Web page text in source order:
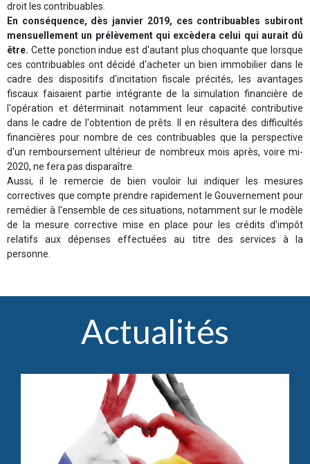
droit les contribuables.
En conséquence, dès janvier 2019, ces contribuables subiront
mensuellement un prélèvement qui excèdera celui qui aurait dû
être. Cette ponction indue est d'autant plus choquante que lorsque
ces contribuables ont décidé d'acheter un bien immobilier dans le
cadre des dispositifs d'incitation fiscale précités, les avantages
fiscaux faisaient partie intégrante de la simulation financière de
l'opération et déterminait notamment leur capacité contributive
dans le cadre de l'obtention de prêts. Il en résultera des difficultés
financières pour nombre de ces contribuables que la perspective
d'un remboursement ultérieur de nombreux mois après, voire mi-
2020, ne fera pas disparaître.
Aussi, il le remercie de bien vouloir lui indiquer les mesures
correctives que compte prendre rapidement le Gouvernement pour
remédier à l'ensemble de ces situations, notamment sur le modèle
de la mesure corrective mise en place pour les crédits d'impôt
relatifs aux dépenses effectuées au titre des services à la
personne.
Actualités